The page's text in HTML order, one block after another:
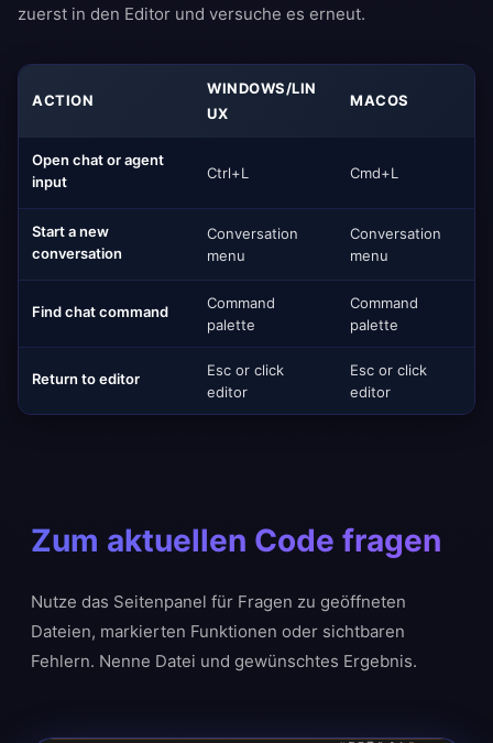
zuerst in den Editor und versuche es erneut.
ACTION
WINDOWS/LIN
UX
MACOS
Open chat or agent
input
Ctrl+L Cmd+L
Start a new
conversation
Conversation
menu
Conversation
menu
Find chat command
Command
palette
Command
palette
Return to editor
Esc or click
editor
Esc or click
editor
Zum aktuellen Code fragen
Nutze das Seitenpanel für Fragen zu geöffneten
Dateien, markierten Funktionen oder sichtbaren
Fehlern. Nenne Datei und gewünschtes Ergebnis.